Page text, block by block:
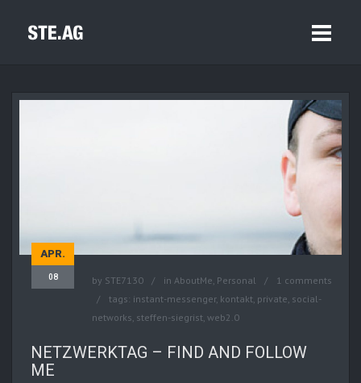
APR.
08 by STE7130 in AboutMe, Personal
1 comments
tags: instant-messenger, kontakt, private, social-
networks, steffen-siegrist, web2.0
NETZWERKTAG – FIND AND FOLLOW
ME